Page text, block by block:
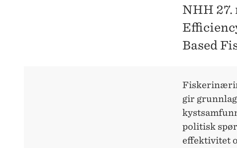
NHH 27.
Based
gir
politisk
effektivitet